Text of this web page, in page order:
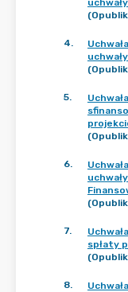
4.
5.
6.
7.
spłaty
8.